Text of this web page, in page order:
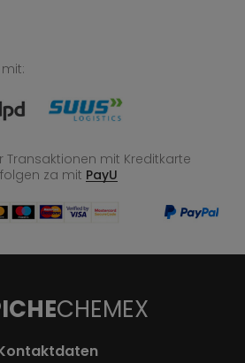
Transaktionen mit Kreditkarte
za mit PayU
CHEMEX